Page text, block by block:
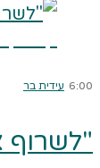
6:00 עידית בר
"לשרוף